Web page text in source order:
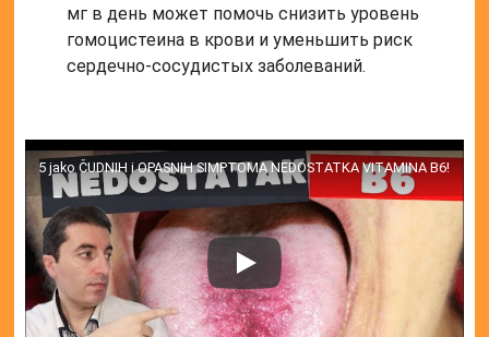
мг в день может помочь снизить уровень
гомоцистеина в крови и уменьшить риск
сердечно-сосудистых заболеваний.
5 jako ČUDNIH i OPASNIH SIMPTOMA NEDOSTATKA VITAMINA B6!